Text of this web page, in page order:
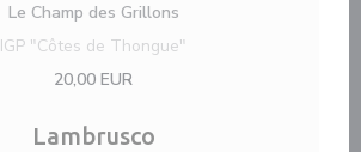
Le Champ des Grillons
IGP "Côtes de Thongue"
20,00 EUR
Lambrusco